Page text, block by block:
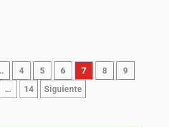
4 5 6 7 8
9
… 14 Siguiente